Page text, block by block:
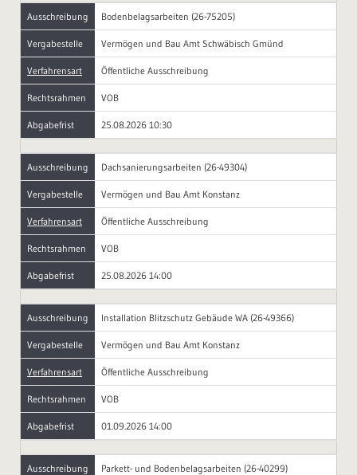
Ausschreibung Bodenbelagsarbeiten (26-75205)
Vergabestelle Vermögen und Bau Amt Schwäbisch Gmünd
Verfahrensart Öffentliche Ausschreibung
Rechtsrahmen VOB
Abgabefrist 25.08.2026 10:30
Ausschreibung Dachsanierungsarbeiten (26-49304)
Vergabestelle Vermögen und Bau Amt Konstanz
Verfahrensart Öffentliche Ausschreibung
Rechtsrahmen VOB
Abgabefrist 25.08.2026 14:00
Ausschreibung Installation Blitzschutz Gebäude WA (26-49366)
Vergabestelle Vermögen und Bau Amt Konstanz
Verfahrensart Öffentliche Ausschreibung
Rechtsrahmen VOB
Abgabefrist 01.09.2026 14:00
Ausschreibung Parkett- und Bodenbelagsarbeiten (26-40299)